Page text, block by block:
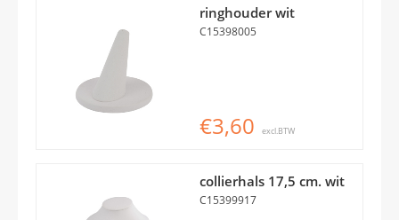
ringhouder wit
C15398005
€3,60 excl.BTW
collierhals 17,5 cm. wit
C15399917